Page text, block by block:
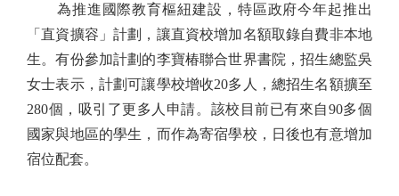
為推進國際教育樞紐建設，特區政府今年起推出
「直資擴容」計劃，讓直資校增加名額取錄自費非本地
生。有份參加計劃的李寶椿聯合世界書院，招生總監吳
女士表示，計劃可讓學校增收20多人，總招生名額擴至
280個，吸引了更多人申請。該校目前已有來自90多個
國家與地區的學生，而作為寄宿學校，日後也有意增加
宿位配套。